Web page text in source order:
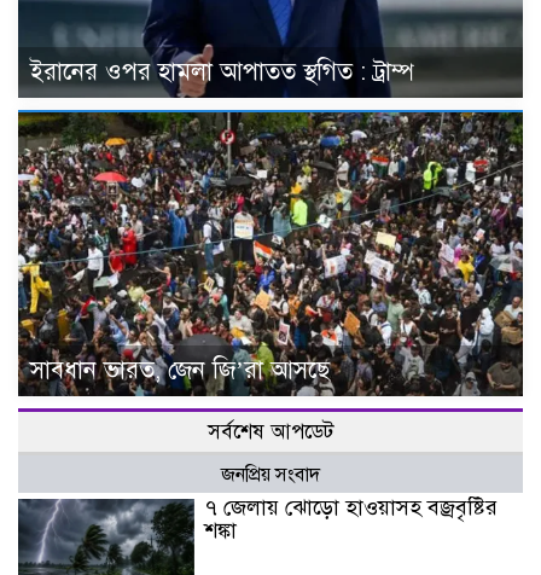
ইরানের ওপর হামলা আপাতত স্থগিত : ট্রাম্প
সাবধান ভারত, জেন জি’রা আসছে
সর্বশেষ আপডেট
জনপ্রিয় সংবাদ
৭ জেলায় ঝোড়ো হাওয়াসহ বজ্রবৃষ্টির
শঙ্কা